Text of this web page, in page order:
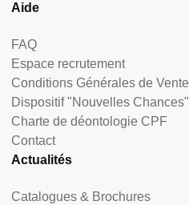
Aide
FAQ
Espace recrutement
Conditions Générales de Vente
Dispositif "Nouvelles Chances"
Charte de déontologie CPF
Contact
Actualités
Catalogues & Brochures